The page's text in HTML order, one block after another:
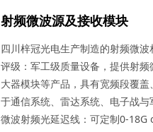
射频微波源及接收模块
四川梓冠光电生产制造的射频微
评级：军工级质量设备，提供射
大器模块等产品，具有宽频段覆
于通信系统、雷达系统、电子战
微波射频光延迟线：可定制0-18G